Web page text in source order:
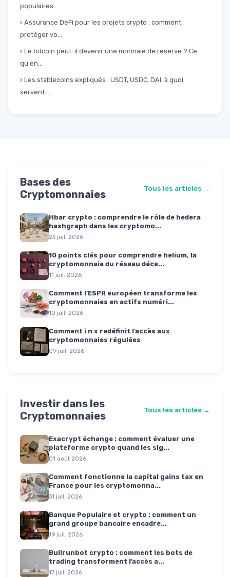
populaires...
› Assurance DeFi pour les projets crypto : comment
protéger vo...
› Le bitcoin peut-il devenir une monnaie de réserve ? Ce
qu'en...
› Les stablecoins expliqués : USDT, USDC, DAI, à quoi
servent-...
Bases des
Cryptomonnaies
Tous les articles →
Hbar crypto : comprendre le rôle de hedera
hashgraph dans les cryptomo...
25 juil. 2026
10 points clés pour comprendre helium, la
cryptomonnaie du réseau déce...
11 juil. 2026
Comment l’ESPR européen transforme les
cryptomonnaies en actifs numéri...
10 juil. 2026
Comment i n x redéfinit l’accès aux
cryptomonnaies régulées
09 juil. 2026
Investir dans les
Cryptomonnaies
Tous les articles →
Exacrypt échange : comment évaluer une
plateforme crypto quand les sig...
01 août 2026
Comment fonctionne la capital gains tax en
France pour les cryptomonna...
31 juil. 2026
Banque Populaire et crypto : comment un
grand groupe bancaire encadre...
19 juil. 2026
Bullrunbot crypto : comment les bots de
trading transforment l’accès a...
17 juil. 2026